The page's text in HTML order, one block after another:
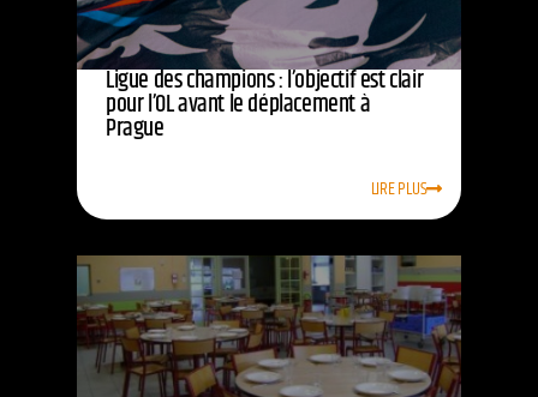
Ligue des champions : l’objectif est clair
pour l’OL avant le déplacement à
Prague
LIRE PLUS